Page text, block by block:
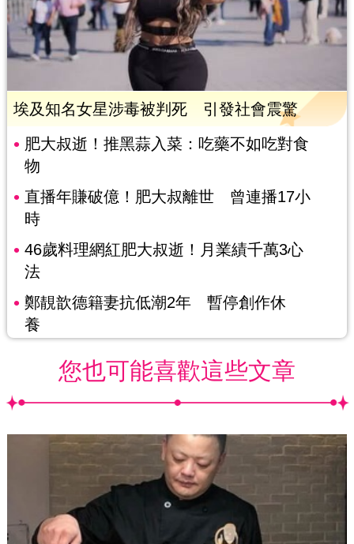
埃及知名女星涉毒被判死 引發社會震驚
肥大叔逝！推黑蒜入菜：吃藥不如吃對食
物
直播年賺破億！肥大叔離世 曾連播17小
時
46歲料理網紅肥大叔逝！月業績千萬3心
法
鄭靚歆德籍妻抗低潮2年 暫停創作休
養
您也可能喜歡這些文章